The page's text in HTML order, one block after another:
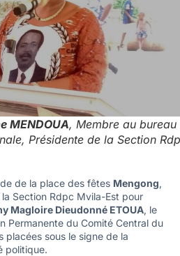
MENDOUA, Membre au bureau
Présidente de la Section
de la place des fêtes Mengong,
Section Rdpc Mvila-Est pour
Magloire Dieudonné ETOUA, le
Permanente du Comité Central du
placées sous le signe de la
politique.